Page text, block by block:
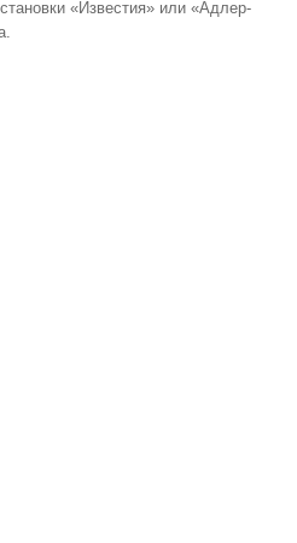
«Известия» или «Адлер-